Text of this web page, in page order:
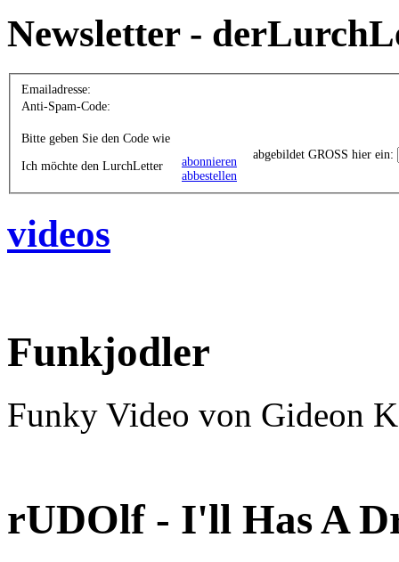
Newsletter -
Emailadresse:
Anti-Spam-Code:
Bitte geben Sie den Code wie
abgebildet GROSS hier ein:
Ich möchte den LurchLetter
abonnieren
abbestellen
videos
Funkjodler
Funky Video von Gideon
rUDOlf - I'll Has A